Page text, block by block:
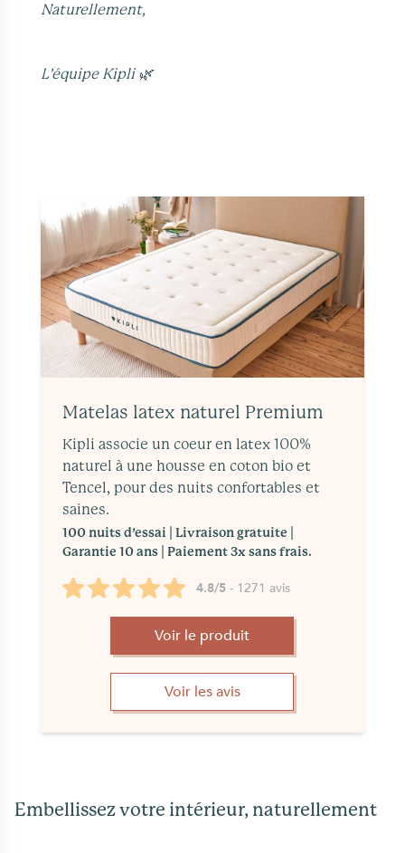
Naturellement,
L'équipe Kipli 🌿
Matelas latex naturel Premium
Kipli associe un coeur en latex 100%
naturel à une housse en coton bio et
Tencel, pour des nuits confortables et
saines.
100 nuits d’essai | Livraison gratuite |
Garantie 10 ans | Paiement 3x sans frais.
4.8/5 - 1271 avis
Voir le produit
Voir les avis
Embellissez votre intérieur, naturellement